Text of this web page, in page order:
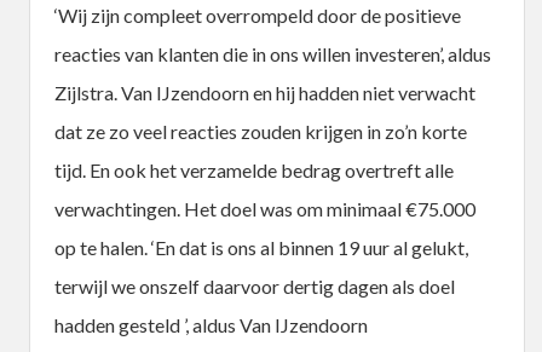
‘Wij zijn compleet overrompeld door de positieve
reacties van klanten die in ons willen investeren’, aldus
Zijlstra. Van IJzendoorn en hij hadden niet verwacht
dat ze zo veel reacties zouden krijgen in zo’n korte
tijd. En ook het verzamelde bedrag overtreft alle
verwachtingen. Het doel was om minimaal €75.000
op te halen. ‘En dat is ons al binnen 19 uur al gelukt,
terwijl we onszelf daarvoor dertig dagen als doel
hadden gesteld ’, aldus Van IJzendoorn